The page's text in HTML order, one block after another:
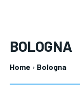
BOLOGNA
Home Bologna